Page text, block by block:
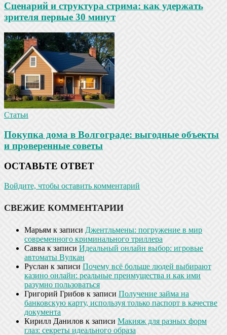
Сценарий и структура стрима: как удержать
зрителя первые 30 минут
Статьи
Покупка дома в Волгограде: выгодные объекты
и проверенные советы
ОСТАВЬТЕ ОТВЕТ
Войдите, чтобы оставить комментарий
СВЕЖИЕ КОММЕНТАРИИ
Марьям к записи Джентльмены: погружение в мир
современного криминального триллера
Савва к записи Идеальный онлайн выбор: игровые
автоматы Вулкан
Руслан к записи Почему всё больше людей выбирают
казино онлайн: реальные преимущества и как ими
разумно пользоваться
Григорий Грибов к записи Получение займа на
банковскую карту, используя только паспорт в качестве
документа
Кирилл Данилов к записи Макияж для разных форм
глаз: секреты идеального образа